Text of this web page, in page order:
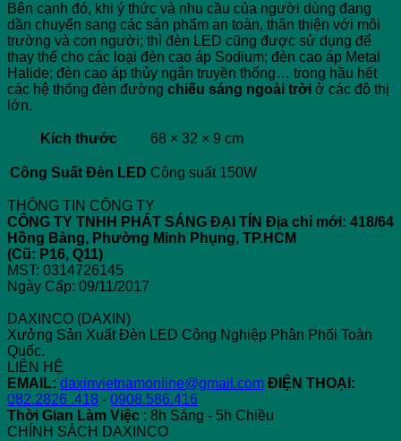
Bên cạnh đó, khi ý thức và nhu cầu của người dùng đang
dần chuyển sang các sản phẩm an toàn, thân thiện với môi
trường và con người; thì đèn LED cũng được sử dụng để
thay thế cho các loại đèn cao áp Sodium; đèn cao áp Metal
Halide; đèn cao áp thủy ngân truyền thống… trong hầu hết
các hệ thống đèn đường chiếu sáng ngoài trời ở các đô thị
lớn.
Kích thước 68 × 32 × 9 cm
Công Suất Đèn LED Công suất 150W
THÔNG TIN CÔNG TY
CÔNG TY TNHH PHÁT SÁNG ĐẠI TÍN Địa chỉ mới: 418/64
Hồng Bàng, Phường Minh Phụng, TP.HCM
(Cũ: P16, Q11)
MST: 0314726145
Ngày Cấp: 09/11/2017
DAXINCO (DAXIN)
Xưởng Sản Xuất Đèn LED Công Nghiệp Phân Phối Toàn
Quốc.
LIÊN HỆ
EMAIL: daxinvietnamonline@gmail.com ĐIỆN THOẠI:
082.2826 .418 - 0908.586.416
Thời Gian Làm Việc : 8h Sáng - 5h Chiều
CHÍNH SÁCH DAXINCO